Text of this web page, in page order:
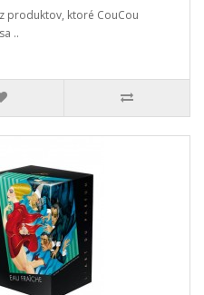
produktov, ktoré CouCou
..